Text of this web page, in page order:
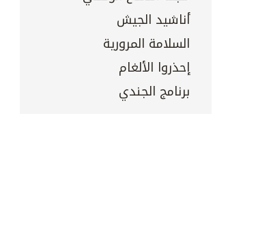
أناشيد الجيش
السلامة المرورية
إحذروا الألغام
برنامج الجندي